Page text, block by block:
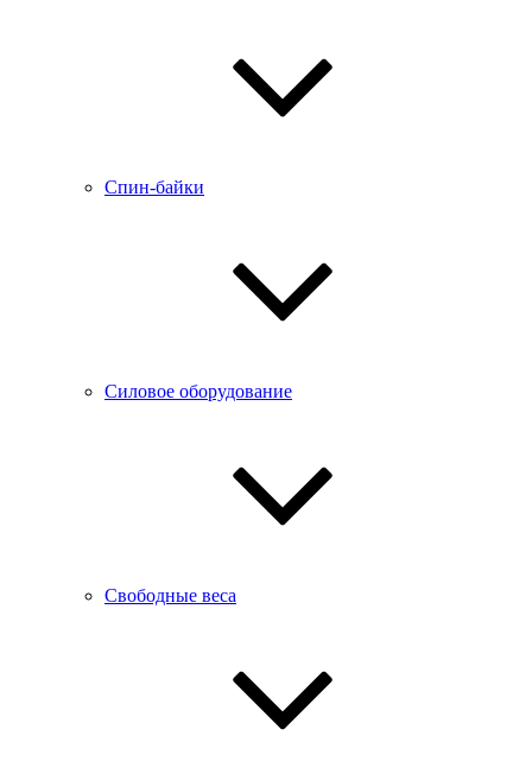
Спин-байки
Силовое оборудование
Свободные веса